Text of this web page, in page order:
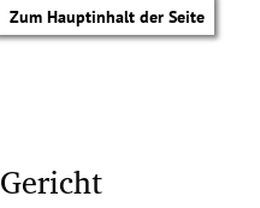
Zum Hauptinhalt der Seite
Gericht